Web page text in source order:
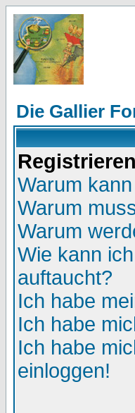
Die Gallier
Warum
Warum
Warum
Wie kann
auftaucht?
Ich habe
Ich habe
Ich habe
einloggen!